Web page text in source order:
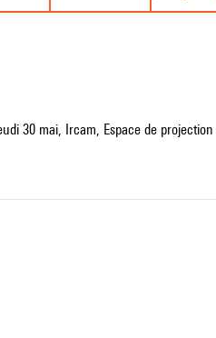
30 mai, Ircam, Espace de